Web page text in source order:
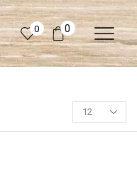
0 0
Products
page